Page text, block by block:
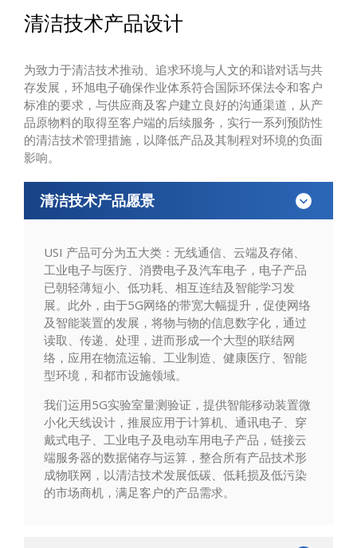
清洁技术产品设计
为致力于清洁技术推动、追求环境与人文的和谐对话与共
存发展，环旭电子确保作业体系符合国际环保法令和客户
标准的要求，与供应商及客户建立良好的沟通渠道，从产
品原物料的取得至客户端的后续服务，实行一系列预防性
的清洁技术管理措施，以降低产品及其制程对环境的负面
影响。
清洁技术产品愿景
USI 产品可分为五大类：无线通信、云端及存储、
工业电子与医疗、消费电子及汽车电子，电子产品
已朝轻薄短小、低功耗、相互连结及智能学习发
展。此外，由于5G网络的带宽大幅提升，促使网络
及智能装置的发展，将物与物的信息数字化，通过
读取、传递、处理，进而形成一个大型的联结网
络，应用在物流运输、工业制造、健康医疗、智能
型环境，和都市设施领域。
我们运用5G实验室量测验证，提供智能移动装置微
小化天线设计，推展应用于计算机、通讯电子、穿
戴式电子、工业电子及电动车用电子产品，链接云
端服务器的数据储存与运算，整合所有产品技术形
成物联网，以清洁技术发展低碳、低耗损及低污染
的市场商机，满足客户的产品需求。